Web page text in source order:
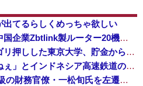
てるらしくめっちゃ欲しい
【緊急】世界各地で販売の中国企業Zbtlink製ルーター20機種にバックドア、外部から完全制御のおそれ
非現実的なリベラル政策をゴリ押しした東京大学、貯金から無駄金を垂れ流しまくった結果……
「安物買いの銭失いだったねぇ」とインドネシア高速鉄道の最終処分に日本側騒然、国家予算は使わないというと何が財源なんだ？
【速報】 高市政権、エース級の財務官僚・一松旬氏を左遷「彼は協力的でなかった」財務省の言いなりではないことが判明